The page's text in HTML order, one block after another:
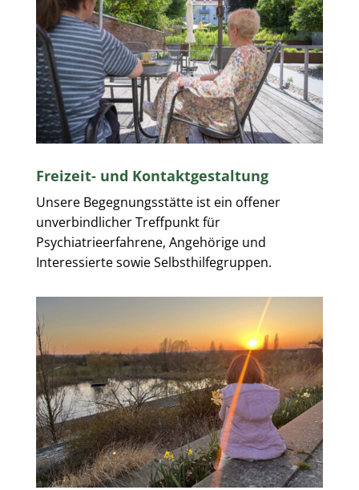
Freizeit- und Kontaktgestaltung
Unsere Begegnungsstätte ist ein offener
unverbindlicher Treffpunkt für
Psychiatrieerfahrene, Angehörige und
Interessierte sowie Selbsthilfegruppen.